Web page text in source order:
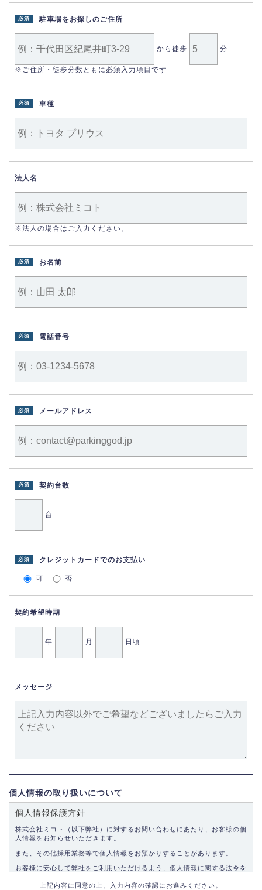
駐車場をお探しのご住所
必須
から徒歩 分
※ご住所・徒歩分数ともに必須入力項目です
車種
必須
法人名
※法人の場合はご入力ください。
お名前
必須
電話番号
必須
メールアドレス
必須
契約台数
必須
台
クレジットカードでのお支払い
必須
可 否
契約希望時期
年 月 日頃
メッセージ
個人情報の取り扱いについて
個人情報保護方針
株式会社ミコト（以下弊社）に対するお問い合わせにあたり、お客様の個
人情報をお知らせいただきます。
また、その他採用業務等で個人情報をお預かりすることがあります。
お客様に安心して弊社をご利用いただけるよう、個人情報に関する法令を
上記内容に同意の上、入力内容の確認にお進みください。